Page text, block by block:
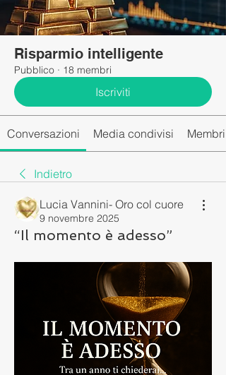
Risparmio intelligente
Pubblico · 18 membri
Iscriviti
Conversazioni Media condivisi
Indietro
Lucia Vannini- Oro col cuore
9 novembre 2025
“Il momento è adesso”